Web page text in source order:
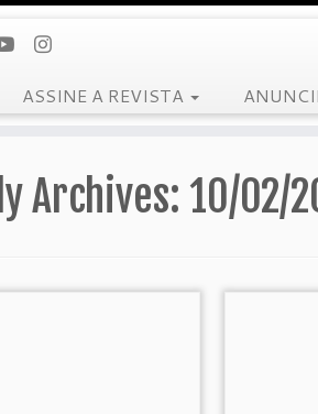
ASSINE A REVISTA
Archives: 10/02/